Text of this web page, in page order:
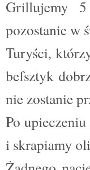
Grillujemy
pozostanie w
Turyści,
befsztyk
nie zostanie
Po
i skrapiamy